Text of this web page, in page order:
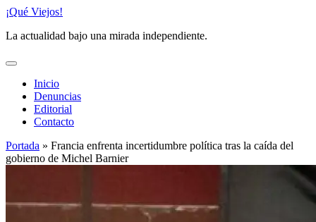
Saltar
contenido
¡Qué Viejos!
La actualidad bajo una mirada independiente.
Inicio
Denuncias
Editorial
Contacto
Portada » Francia enfrenta incertidumbre política tras la caída del
gobierno de Michel Barnier